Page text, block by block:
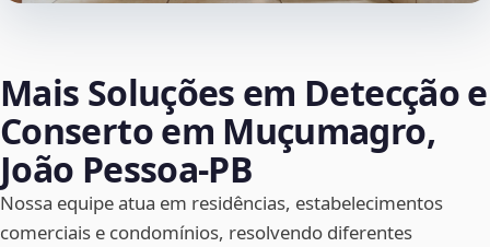
Mais Soluções em Detecção e
Conserto em Muçumagro,
João Pessoa‑PB
Nossa equipe atua em residências, estabelecimentos
comerciais e condomínios, resolvendo diferentes